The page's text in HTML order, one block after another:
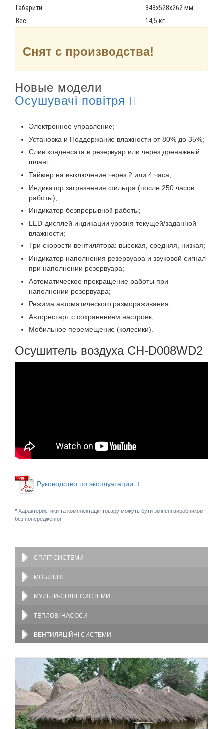
Габарити:
343х528х262 мм
Вес:
14,5 кг
Снят с производства!
Новые модели
Осушувачі повітря
Электронное управление;
Установка и Поддержание влажности от 80% до 35%;
Слив конденсата в резервуар или через дренажный
шланг ;
Таймер на выключение через 2 или 4 часа;
Индикатор загрязнения фильтра (после 250 часов
работы);
Индикатор безпрерывной работы;
LED-дисплей индикации уровня текущей/заданной
влажности;
Три скорости вентилятора: высокая, средняя, низкая;
Индикатор наполнения резервуара и звуковой сигнал
при наполнении резервуара;
Автоматическое прекращение работы при
наполнении резервуара;
Режима автоматического размораживания;
Авторестарт с сохранением настроек;
Мобильное перемещение (колесики).
Осушитель воздуха CH-D008WD2
Руководство по эксплуатации
* Характеристики та комплектація товару можуть бути змінені виробником
без попередження.
СПЛІТ СИСТЕМИ
МОБІЛЬНІ
МУЛЬТИ-СПЛІТ СИСТЕМИ
ТЕПЛОВІ НАСОСИ
ВЕНТИЛЯЦІЙНІ СИСТЕМИ